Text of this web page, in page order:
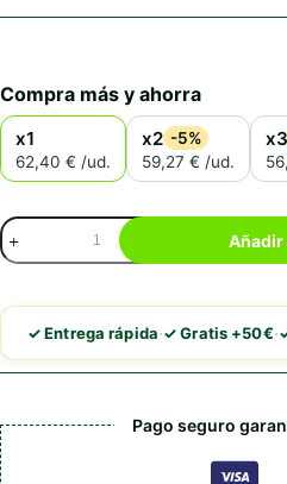
Compra más y ahorra
x1
62,40 € /ud.
x2 -5%
59,27 € /ud.
x3
Royal
Canin
Renal
Paté
cantidad
Añadir
✓ Entrega rápida·✓ Gratis +50€·
Pago seguro